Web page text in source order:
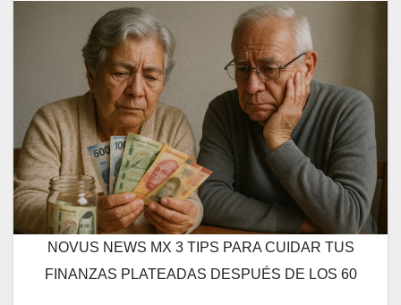
NOVUS NEWS MX 3 TIPS PARA CUIDAR TUS
FINANZAS PLATEADAS DESPUÉS DE LOS 60